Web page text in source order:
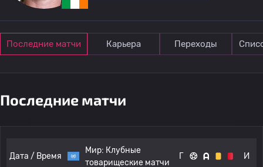
Последние матчи Карьера Переходы
Последние матчи
Дата / Время
Мир: Клубные
товарищеские матчи
Г И